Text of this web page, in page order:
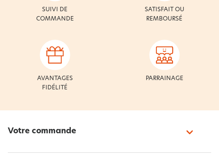
SUIVI DE
COMMANDE
SATISFAIT OU
REMBOURSÉ
AVANTAGES
FIDÉLITÉ
PARRAINAGE
Votre commande